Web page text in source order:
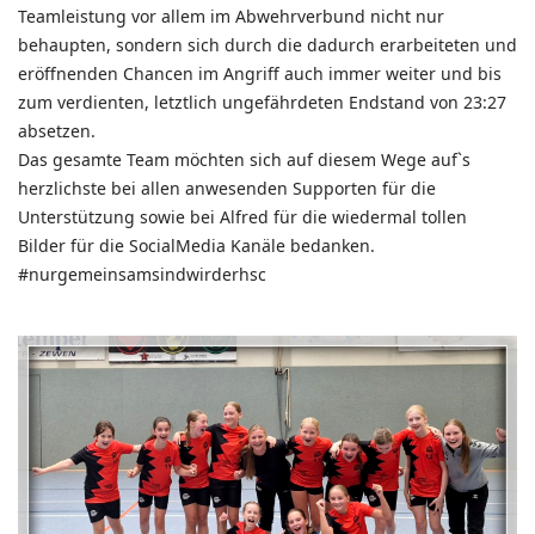
Teamleistung vor allem im Abwehrverbund nicht nur
behaupten, sondern sich durch die dadurch erarbeiteten und
eröffnenden Chancen im Angriff auch immer weiter und bis
zum verdienten, letztlich ungefährdeten Endstand von 23:27
absetzen.
Das gesamte Team möchten sich auf diesem Wege auf`s
herzlichste bei allen anwesenden Supporten für die
Unterstützung sowie bei Alfred für die wiedermal tollen
Bilder für die SocialMedia Kanäle bedanken.
#nurgemeinsamsindwirderhsc